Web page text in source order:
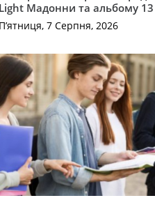
Light Мадонни та альбому 13
П’ятниця, 7 Серпня, 2026